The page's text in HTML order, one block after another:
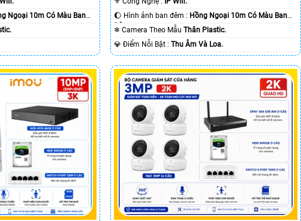
Ngoại 10m Có Màu Ban
🌔 Hình ảnh ban đêm : Hồng Ngoại 10m Có Màu Ban
Ðêm.❄ Camera Theo MẫuThân Plastic.
️💎 Điểm Nỗi Bật :Thu Âm Và Loa.